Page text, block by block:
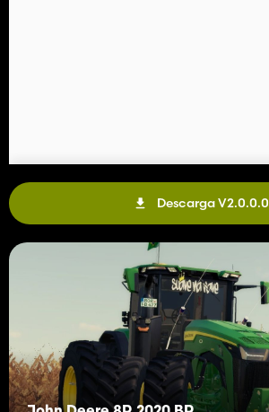
Descarga V2.0.0.0